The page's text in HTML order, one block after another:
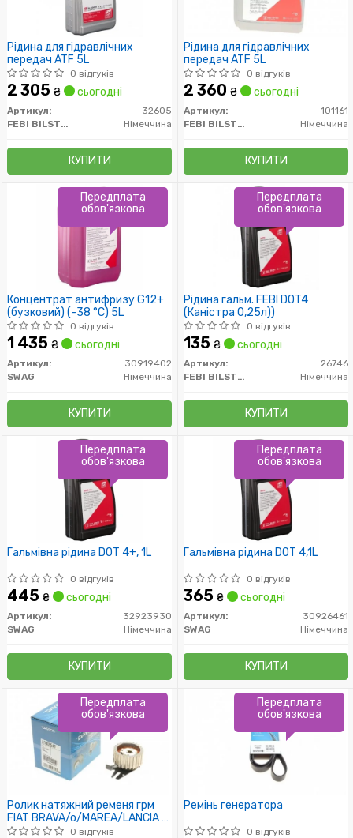
Рідина для гідравлічних
передач ATF 5L
0 відгуків
2 305 ₴ сьогодні
Артикул:
32605
FEBI BILSTEIN
Німеччина
КУПИТИ
Рідина для гідравлічних
передач ATF 5L
0 відгуків
2 360 ₴ сьогодні
Артикул:
101161
FEBI BILSTEIN
Німеччина
КУПИТИ
Концентрат антифризу G12+
(бузковий) (-38 °C) 5L
0 відгуків
1 435 ₴ сьогодні
Артикул:
30919402
SWAG
Німеччина
КУПИТИ
Передплата
обов'язкова
Рідина гальм. FEBI DOT4
(Каністра 0,25л))
0 відгуків
135 ₴ сьогодні
Артикул:
26746
FEBI BILSTEIN
Німеччина
КУПИТИ
Передплата
обов'язкова
Гальмівна рідина DOT 4+, 1L
0 відгуків
445 ₴ сьогодні
Артикул:
32923930
SWAG
Німеччина
КУПИТИ
Передплата
обов'язкова
Гальмівна рідина DOT 4,1L
0 відгуків
365 ₴ сьогодні
Артикул:
30926461
SWAG
Німеччина
КУПИТИ
Передплата
обов'язкова
Ролик натяжний ременя грм
FIAT BRAVA/o/MAREA/LANCIA K
1.9TD/2.4TD
0 відгуків
Передплата
обов'язкова
Ремінь генератора
0 відгуків
Передплата
обов'язкова